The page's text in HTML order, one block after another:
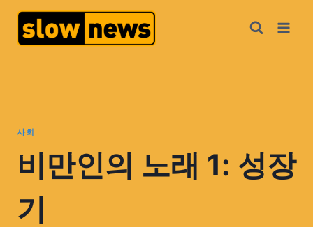
사회
비만인의 노래 1: 성장
기